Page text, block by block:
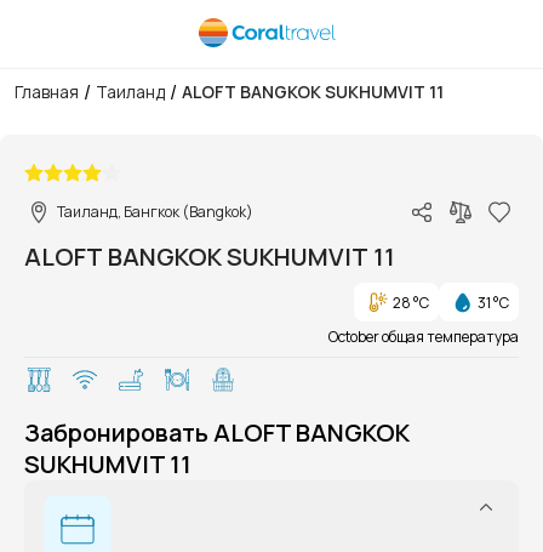
Главная / Таиланд / ALOFT BANGKOK SUKHUMVIT 11
Таиланд, Бангкок (Bangkok)
ALOFT BANGKOK SUKHUMVIT 11
28 °C
31 °C
October общая температура
Забронировать ALOFT BANGKOK
SUKHUMVIT 11